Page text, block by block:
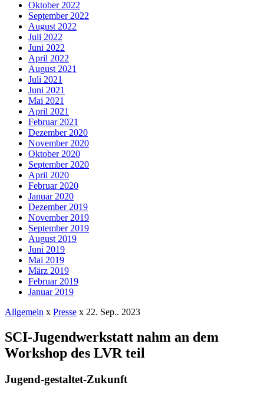
Oktober 2022
September 2022
August 2022
Juli 2022
Juni 2022
April 2022
August 2021
Juli 2021
Juni 2021
Mai 2021
April 2021
Februar 2021
Dezember 2020
November 2020
Oktober 2020
September 2020
April 2020
Februar 2020
Januar 2020
Dezember 2019
November 2019
September 2019
August 2019
Juni 2019
Mai 2019
März 2019
Februar 2019
Januar 2019
Allgemein x Presse x 22. Sep.. 2023
SCI-Jugendwerkstatt nahm an dem
Workshop des LVR teil
Jugend-gestaltet-Zukunft